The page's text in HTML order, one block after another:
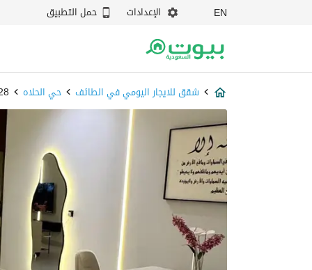
EN الإعدادات حمل التطبيق
شقق للايجار اليومي في الطائف حي الحلاه